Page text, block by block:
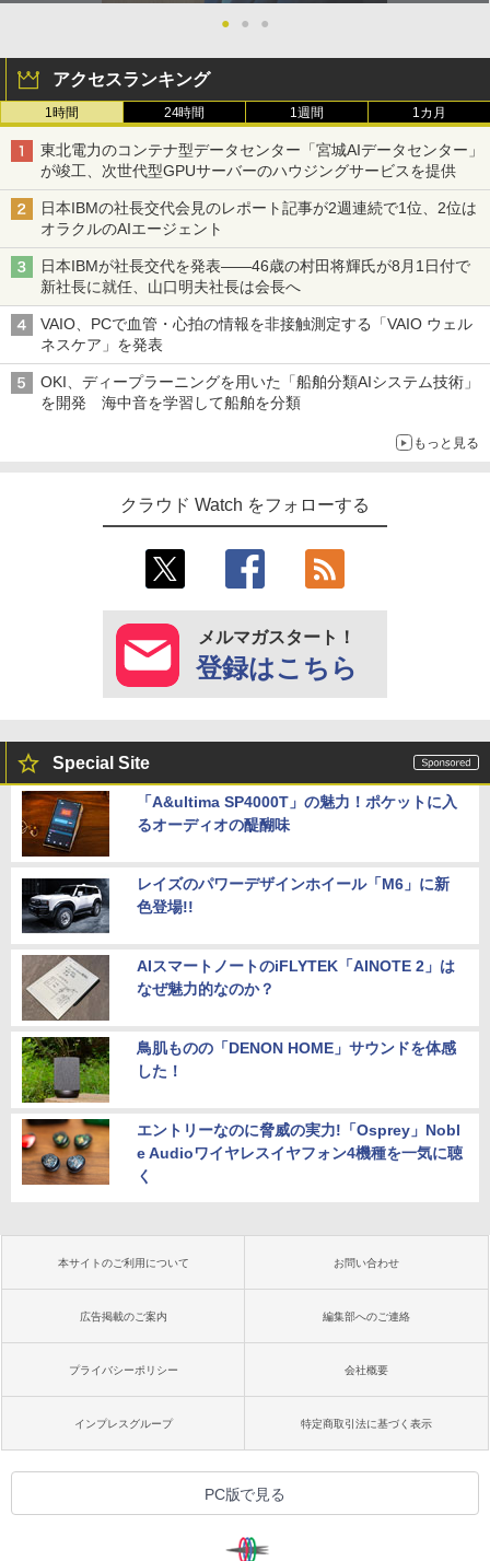
●
● ●
アクセスランキング
1時間 24時間 1週間 1カ月
東北電力のコンテナ型データセンター「宮城AIデータセンター」
が竣工、次世代型GPUサーバーのハウジングサービスを提供
日本IBMの社長交代会見のレポート記事が2週連続で1位、2位は
オラクルのAIエージェント
日本IBMが社長交代を発表――46歳の村田将輝氏が8月1日付で
新社長に就任、山口明夫社長は会長へ
VAIO、PCで血管・心拍の情報を非接触測定する「VAIO ウェル
ネスケア」を発表
OKI、ディープラーニングを用いた「船舶分類AIシステム技術」
を開発 海中音を学習して船舶を分類
もっと見る
クラウド Watch をフォローする
メルマガスタート！
登録はこちら
Special Site
「A&ultima SP4000T」の魅力！ポケットに入
るオーディオの醍醐味
レイズのパワーデザインホイール「M6」に新
色登場!!
AIスマートノートのiFLYTEK「AINOTE 2」は
なぜ魅力的なのか？
鳥肌ものの「DENON HOME」サウンドを体感
した！
エントリーなのに脅威の実力!「Osprey」Nobl
e Audioワイヤレスイヤフォン4機種を一気に聴
く
本サイトのご利用について お問い合わせ
広告掲載のご案内 編集部へのご連絡
プライバシーポリシー 会社概要
インプレスグループ 特定商取引法に基づく表示
PC版で見る